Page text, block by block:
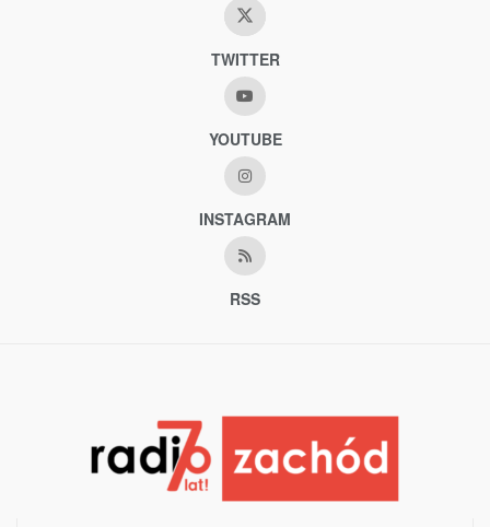
TWITTER
YOUTUBE
INSTAGRAM
RSS